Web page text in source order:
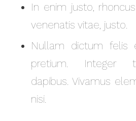
In enim justo,
venenatis vitae, justo.
Nullam dictum felis
pretium. Integer
dapibus. Vivamus
nisi.